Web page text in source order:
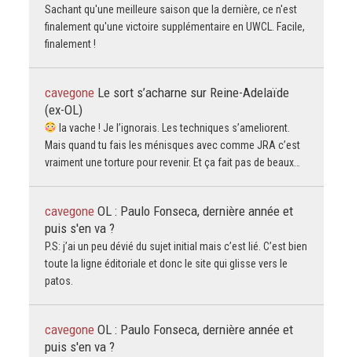
Sachant qu'une meilleure saison que la dernière, ce n'est
finalement qu'une victoire supplémentaire en UWCL. Facile,
finalement !
cavegone Le sort s’acharne sur Reine-Adelaïde
(ex-OL)
la vache ! Je l’ignorais. Les techniques s’ameliorent.
Mais quand tu fais les ménisques avec comme JRA c’est
vraiment une torture pour revenir. Et ça fait pas de beaux…
cavegone OL : Paulo Fonseca, dernière année et
puis s'en va ?
P.S: j’ai un peu dévié du sujet initial mais c’est lié. C’est bien
toute la ligne éditoriale et donc le site qui glisse vers le
patos.
cavegone OL : Paulo Fonseca, dernière année et
puis s'en va ?